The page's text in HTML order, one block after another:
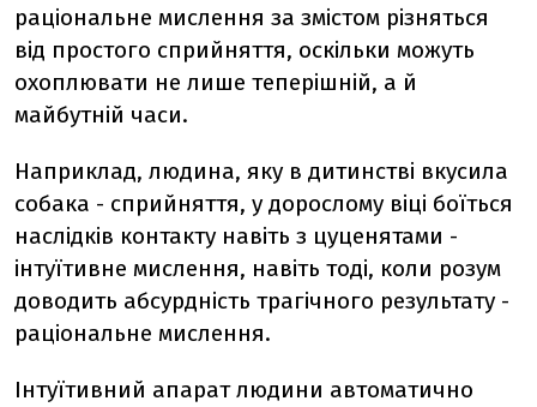
раціональне мислення за змістом різняться
від простого сприйняття, оскільки можуть
охоплювати не лише теперішній, а й
майбутній часи.
Наприклад, людина, яку в дитинстві вкусила
собака - сприйняття, у дорослому віці боїться
наслідків контакту навіть з цуценятами -
інтуїтивне мислення, навіть тоді, коли розум
доводить абсурдність трагічного результату -
раціональне мислення.
Інтуїтивний апарат людини автоматично